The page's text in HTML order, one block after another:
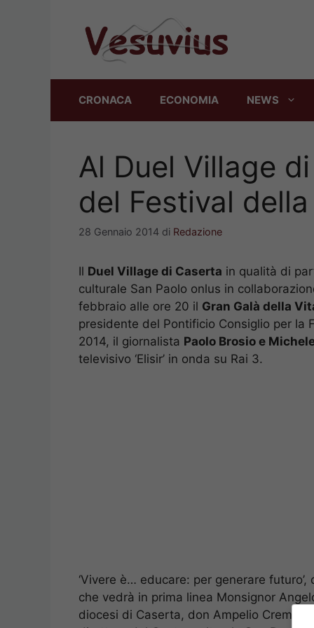
CRONACA ECONOMIA NEWS
Al Duel Village
del Festival
28 Gennaio 2014 di Redazione
Il Duel Village di Caserta in qualità di
culturale San Paolo onlus in
febbraio alle ore 20 il Gran Galà della
presidente del Pontificio Consiglio per la
2014, il giornalista Paolo Brosio e
televisivo ‘Elisir’ in onda su Rai 3.
‘Vivere è… educare: per generare
che vedrà in prima linea Monsignor
diocesi di Caserta, don Ampelio Crema